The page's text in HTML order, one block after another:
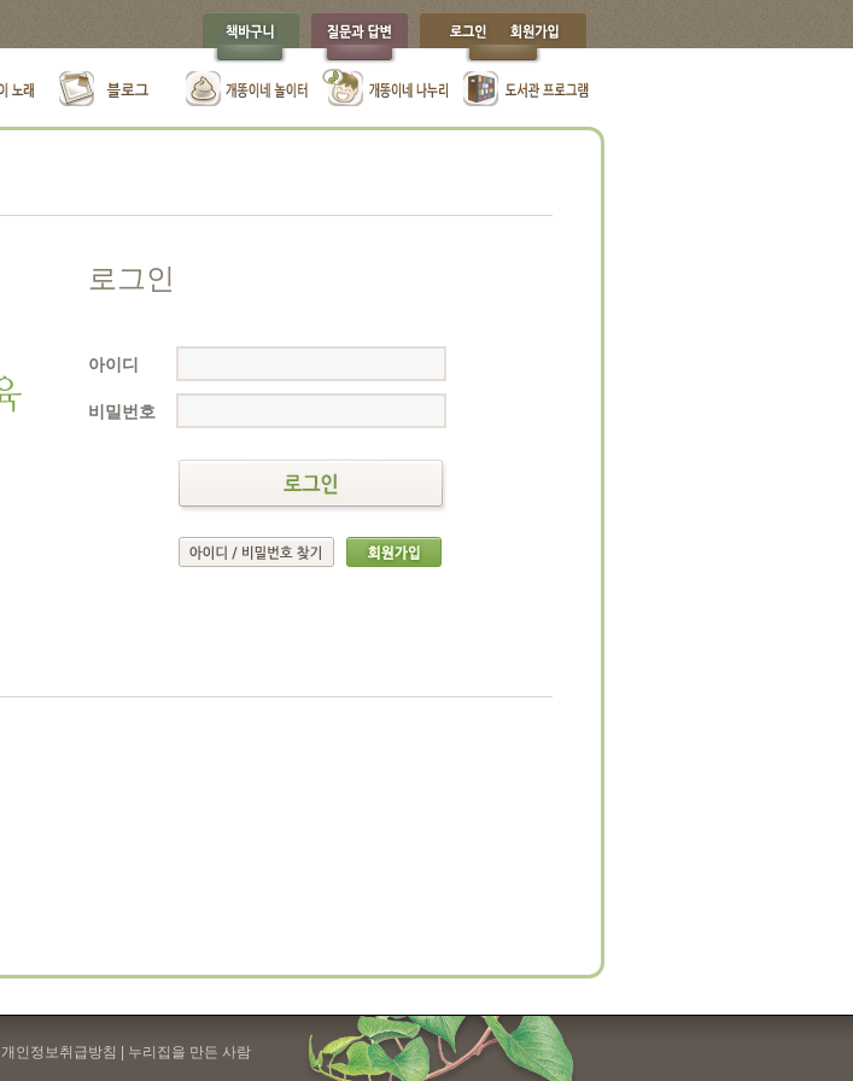
로그인
아이디
비밀번호
개인정보취급방침 | 누리집을 만든 사람